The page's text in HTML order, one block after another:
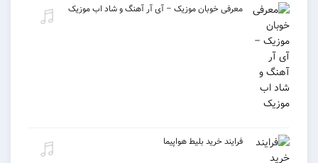
معرفی خوبان موزیک – آی آر آهنگ و شاد اب موزیک
فرایند خرید بلیط هواپیما